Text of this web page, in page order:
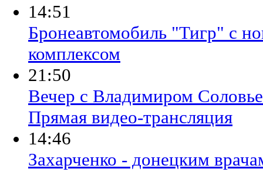
14:51
Бронеавтомобиль "Тигр" с
комплексом
21:50
Вечер с Владимиром
Прямая видео-трансляция
14:46
Захарченко - донецким